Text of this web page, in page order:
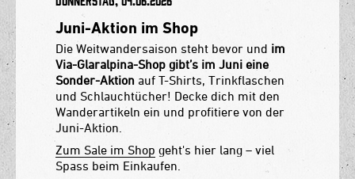
Juni-Aktion im Shop
Die Weitwandersaison steht bevor und im
Via-Glaralpina-Shop gibt’s im Juni eine
Sonder-Aktion auf T-Shirts, Trinkflaschen
und Schlauchtücher! Decke dich mit den
Wanderartikeln ein und profitiere von der
Juni-Aktion.
Zum Sale im Shop geht's hier lang – viel
Spass beim Einkaufen.